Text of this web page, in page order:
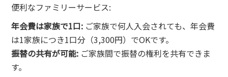
便利なファミリーサービス:
年会費は家族で1口: ご家族で何人入会されても、年会費
は1家族につき1口分（3,300円）でOKです。
振替の共有が可能: ご家族間で振替の権利を共有できま
す。